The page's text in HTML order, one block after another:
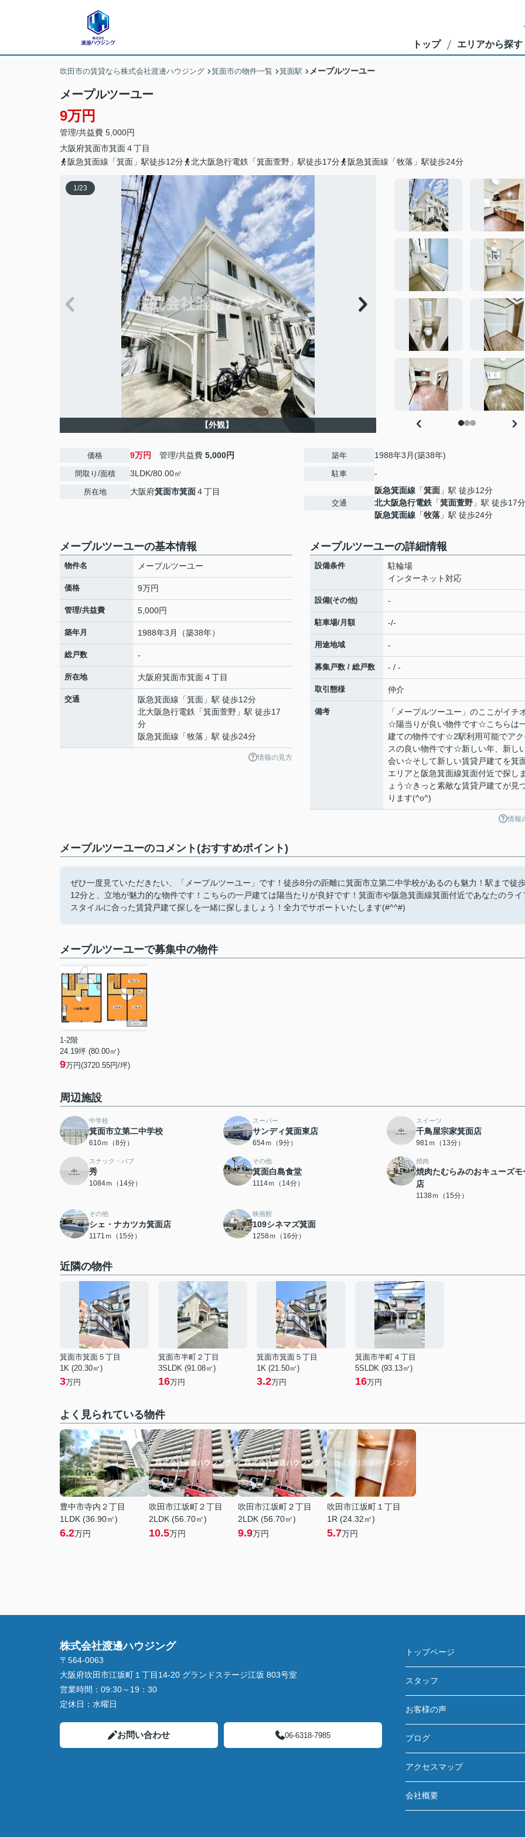
トップ エリアから探す
吹田市の賃貸なら株式会社渡邊ハウジング 箕面市の物件一覧 箕面駅 メープルツーユー
メープルツーユー
9万円
管理/共益費 5,000円
大阪府箕面市箕面４丁目
阪急箕面線「箕面」駅徒歩12分
北大阪急行電鉄「箕面萱野」駅徒歩17分 阪急箕面線「牧落」駅徒歩24分
1/23
【外観】
価格 9万円 管理/共益費 5,000円
間取り/面積 3LDK/80.00㎡
所在地 大阪府箕面市箕面４丁目
築年 1988年3月(築38年)
駐車 -
交通
阪急箕面線 「箕面 」駅 徒歩12分
北大阪急行電鉄 「箕面萱野 」駅 徒歩17分
阪急箕面線 「牧落 」駅 徒歩24分
メープルツーユーの基本情報
物件名 メープルツーユー
価格 9万円
管理/共益費 5,000円
築年月 1988年3月（築38年）
総戸数 -
所在地 大阪府箕面市箕面４丁目
交通 阪急箕面線 「箕面 」駅 徒歩12分
北大阪急行電鉄 「箕面萱野 」駅 徒歩17
分
阪急箕面線 「牧落 」駅 徒歩24分
情報の見方
メープルツーユーの詳細情報
設備条件
駐輪場
インターネット対応
設備(その他) -
駐車場/月額 -/-
用途地域 -
募集戸数 / 総戸数 - / -
取引態様 仲介
備考
「メープルツーユー」のここがイチ
☆陽当りが良い物件です☆こちらは
建ての物件です☆2駅利用可能でア
スの良い物件です☆新しい年、新し
会い☆そして新しい賃貸戸建てを箕
エリアと阪急箕面線箕面付近で探し
ょう☆きっと素敵な賃貸戸建てが見
ります(^o^)
情報
メープルツーユーのコメント(おすすめポイント)
ぜひ一度見ていただきたい、「メープルツーユー」です！徒歩8分の距離に箕面市立第二中学校があるのも魅力！駅まで徒
12分と、立地が魅力的な物件です！こちらの一戸建ては陽当たりが良好です！箕面市や阪急箕面線箕面付近であなたのライ
スタイルに合った賃貸戸建て探しを一緒に探しましょう！全力でサポートいたします(#^^#)
メープルツーユーで募集中の物件
1-2階
24.19坪 (80.00㎡)
9万円(3720.55円/坪)
周辺施設
中学校
箕面市立第二中学校
610ｍ（8分）
スーパー
サンディ箕面東店
654ｍ（9分）
スイーツ
千鳥屋宗家箕面店
981ｍ（13分）
スナック・パブ
秀
1084ｍ（14分）
その他
箕面白島食堂
1114ｍ（14分）
焼肉
焼肉たむらみのおキューズモ
店
1138ｍ（15分）
その他
シェ・ナカツカ箕面店
1171ｍ（15分）
映画館
109シネマズ箕面
1258ｍ（16分）
近隣の物件
箕面市箕面５丁目
1K (20.30㎡)
3万円
箕面市半町２丁目
3SLDK (91.08㎡)
16万円
箕面市箕面５丁目
1K (21.50㎡)
3.2万円
箕面市半町４丁目
5SLDK (93.13㎡)
16万円
よく見られている物件
豊中市寺内２丁目
1LDK (36.90㎡)
6.2万円
吹田市江坂町２丁目
2LDK (56.70㎡)
10.5万円
吹田市江坂町２丁目
2LDK (56.70㎡)
9.9万円
吹田市江坂町１丁目
1R (24.32㎡)
5.7万円
株式会社渡邊ハウジング
〒564-0063
大阪府吹田市江坂町１丁目14‐20 グランドステージ江坂 803号室
営業時間： 09:30～19：30
定休日： 水曜日
お問い合わせ 06-6318-7985
トップページ
スタッフ
お客様の声
ブログ
アクセスマップ
会社概要